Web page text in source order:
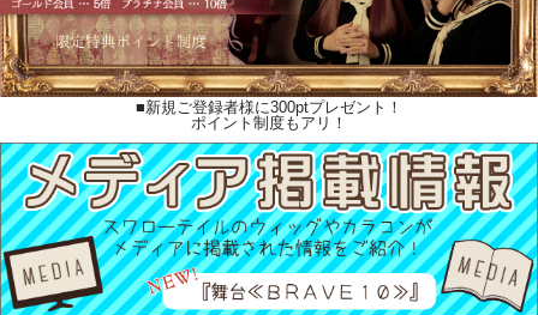
■新規ご登録者様に300ptプレゼント！
ポイント制度もアリ！